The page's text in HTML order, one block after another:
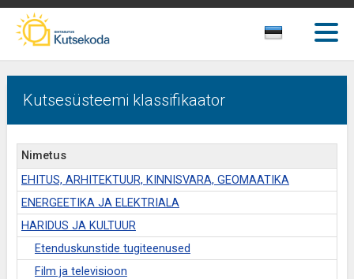
Kutsesüsteemi klassifikaator
Nimetus
EHITUS, ARHITEKTUUR, KINNISVARA, GEOMAATIKA
ENERGEETIKA JA ELEKTRIALA
HARIDUS JA KULTUUR
Etenduskunstide tugiteenused
Film ja televisioon